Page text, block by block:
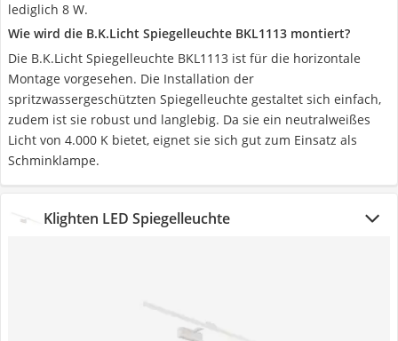
lediglich 8 W.
Wie wird die B.K.Licht Spiegelleuchte BKL1113 montiert?
Die B.K.Licht Spiegelleuchte BKL1113 ist für die horizontale
Montage vorgesehen. Die Installation der
spritzwassergeschützten Spiegelleuchte gestaltet sich einfach,
zudem ist sie robust und langlebig. Da sie ein neutralweißes
Licht von 4.000 K bietet, eignet sie sich gut zum Einsatz als
Schminklampe.
Klighten LED Spiegelleuchte